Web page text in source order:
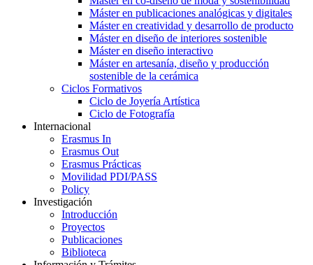
Máster en publicaciones analógicas y digitales
Máster en creatividad y desarrollo de producto
Máster en diseño de interiores sostenible
Máster en diseño interactivo
Máster en artesanía, diseño y producción
sostenible de la cerámica
Ciclos Formativos
Ciclo de Joyería Artística
Ciclo de Fotografía
Internacional
Erasmus In
Erasmus Out
Erasmus Prácticas
Movilidad PDI/PASS
Policy
Investigación
Introducción
Proyectos
Publicaciones
Biblioteca